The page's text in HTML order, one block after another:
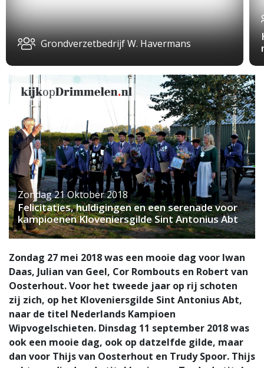
Grondverzetbedrijf W. Havermans
Zondag 21 Oktober 2018
Felicitaties, huldigingen en een serenade voor
kampioenen Kloveniersgilde Sint Antonius Abt
Zondag 27 mei 2018 was een mooie dag voor Iwan
Daas, Julian van Geel, Cor Rombouts en Robert van
Oosterhout. Voor het tweede jaar op rij schoten
zij zich, op het Kloveniersgilde Sint Antonius Abt,
naar de titel Nederlands Kampioen
Wipvogelschieten. Dinsdag 11 september 2018 was
ook een mooie dag, ook op datzelfde gilde, maar
dan voor Thijs van Oosterhout en Trudy Spoor. Thijs